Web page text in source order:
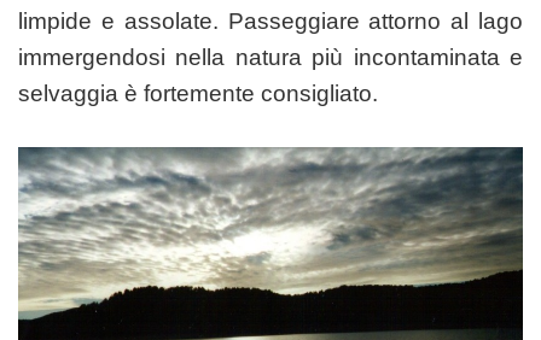
limpide e assolate. Passeggiare attorno al lago
immergendosi nella natura più incontaminata e
selvaggia è fortemente consigliato.